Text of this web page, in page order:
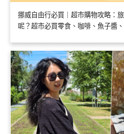
挪威自由行必買｜超市購物攻略：
呢？超市必買零食、咖啡、魚子醬